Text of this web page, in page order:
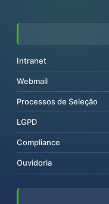
Intranet
Webmail
Processos de Seleção
LGPD
Compliance
Ouvidoria